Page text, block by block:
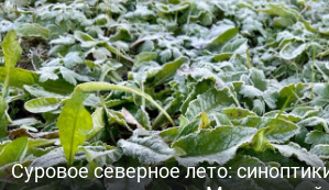
Суровое северное лето: